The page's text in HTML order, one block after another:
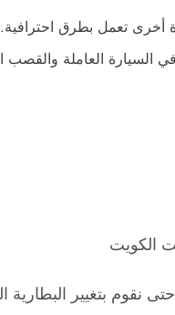
تعمل بطرق احترافية.
العاملة والقصب
نقوم بتغيير